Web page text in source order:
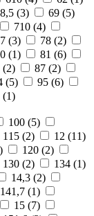
(3) 69 (5)
710 (4)
(3) 78 (2)
(1) 81 (6)
(2) 87 (2)
(5) 95 (6)
(1)
100 (5)
115 (2) 12 (11)
) 120 (2)
130 (2) 134 (1)
14,3 (2)
141,7 (1)
15 (7)